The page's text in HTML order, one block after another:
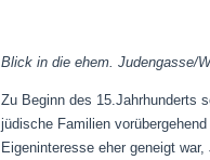
Blick in die ehem. Judengasse/
Zu Beginn des 15.Jahrhunderts
jüdische Familien
Eigeninteresse eher geneigt